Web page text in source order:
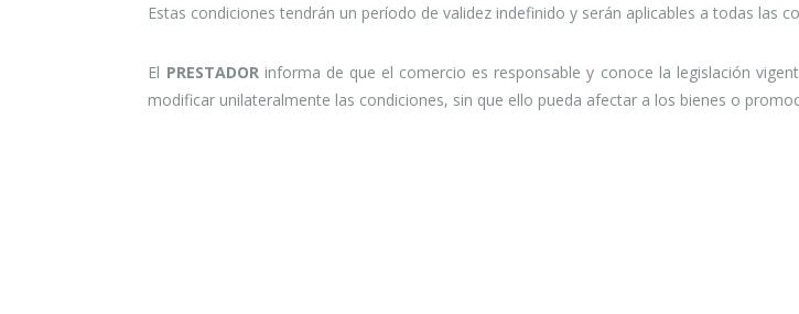
Estas condiciones tendrán un período de validez indefinido y serán aplicables a todas las
El PRESTADOR informa de que el comercio es responsable y conoce la legislación
modificar unilateralmente las condiciones, sin que ello pueda afectar a los bienes o